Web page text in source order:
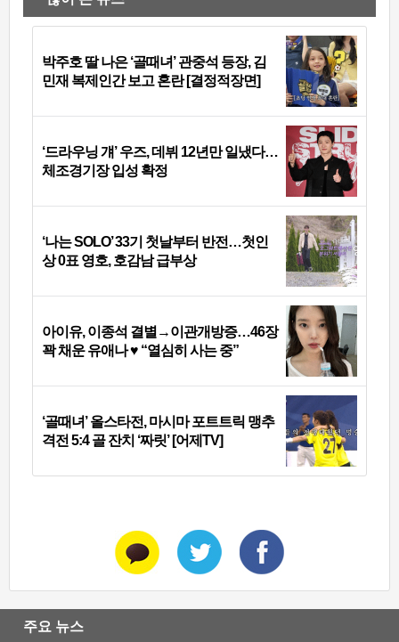
박주호 딸 나은 ‘골때녀’ 관중석 등장, 김
민재 복제인간 보고 혼란 [결정적장면]
‘드라우닝 걔’ 우즈, 데뷔 12년만 일냈다…
체조경기장 입성 확정
‘나는 SOLO’ 33기 첫날부터 반전…첫인
상 0표 영호, 호감남 급부상
아이유, 이종석 결별→이관개방증…46장
꽉 채운 유애나 ♥ “열심히 사는 중”
‘골때녀’ 올스타전, 마시마 포트트릭 맹추
격전 5:4 골 잔치 ‘짜릿’ [어제TV]
주요 뉴스